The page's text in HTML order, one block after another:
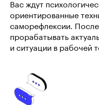
Вас ждут
ориентированные
саморефлексии.
прорабатывать
и ситуации в рабочей